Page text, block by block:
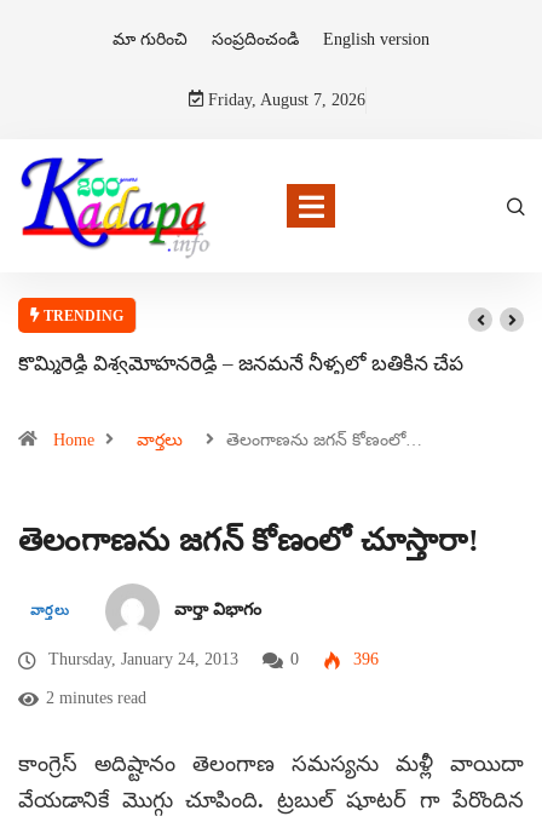
మా గురించి సంప్రదించండి English version
Friday, August 7, 2026
TRENDING
కొమ్మిరెడ్డి విశ్వమోహనరెడ్డి – జనమనే నీళ్ళలో బతికిన చేప
Home వార్తలు తెలంగాణను జగన్ కోణంలో…
తెలంగాణను జగన్ కోణంలో చూస్తారా!
వార్తలు వార్తా విభాగం
Thursday, January 24, 2013 0 396
2 minutes read
కాంగ్రెస్ అదిష్టానం తెలంగాణ సమస్యను మళ్లీ వాయిదా
వేయడానికే మొగ్గు చూపింది. ట్రబుల్ షూటర్ గా పేరొందిన